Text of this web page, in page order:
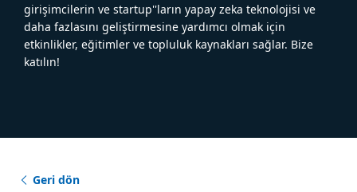
girişimcilerin ve startup''ların yapay zeka teknolojisi ve
daha fazlasını geliştirmesine yardımcı olmak için
etkinlikler, eğitimler ve topluluk kaynakları sağlar. Bize
katılın!
Geri dön